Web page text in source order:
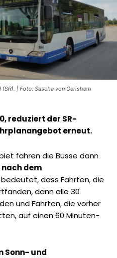
| Foto: Sascha von Gerishem
reduziert der SR-
erneut.
fahren die Busse dann
dem
bedeutet, dass Fahrten, die
dann alle 30
und Fahrten, die vorher
auf einen 60 Minuten-
Sonn- und